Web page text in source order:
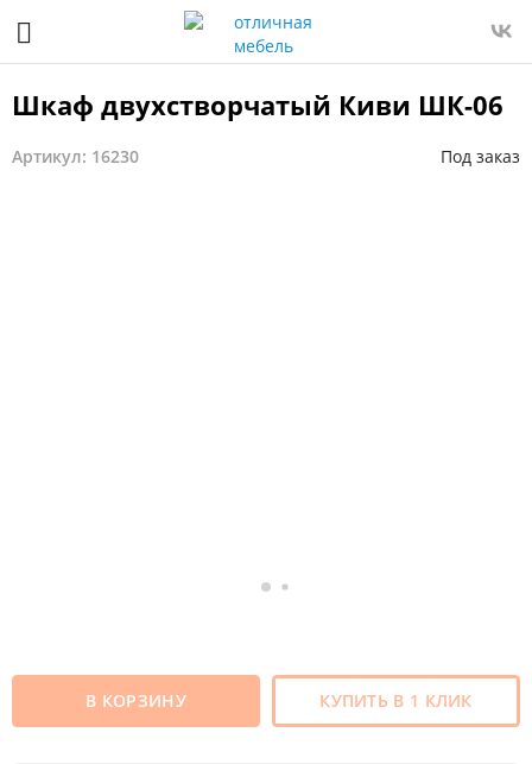
Шкаф двухстворчатый Киви ШК-06
Артикул: 16230 Под заказ
В КОРЗИНУ КУПИТЬ В 1 КЛИК